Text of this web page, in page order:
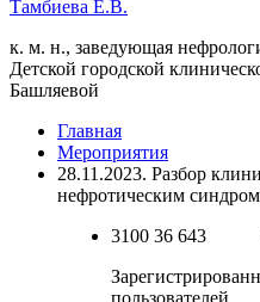
Тамбиева Е.В.
к. м. н., заведующая
Детской городской
Башляевой
Главная
Мероприятия
28.11.2023. Разбор
нефротическим
3100 36 643
пользователей